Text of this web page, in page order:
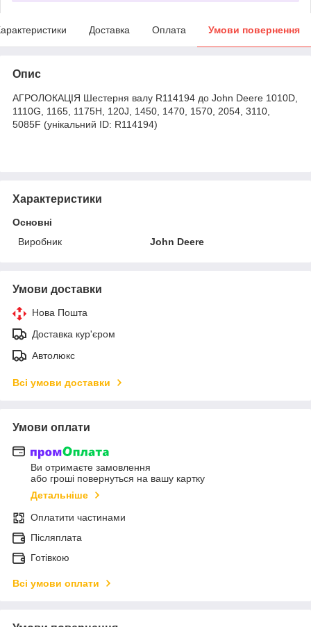
Доставка Оплата Умови повернення
Опис
АГРОЛОКАЦІЯ Шестерня валу R114194 до John Deere 1010D,
1110G, 1165, 1175H, 120J, 1450, 1470, 1570, 2054, 3110,
5085F (унікальний ID: R114194)
Характеристики
Основні
Виробник
John Deere
Умови доставки
Нова Пошта
Доставка кур'єром
Автолюкс
Всі умови доставки
Умови оплати
Ви отримаєте замовлення
або гроші повернуться на вашу картку
Детальніше
Оплатити частинами
Післяплата
Готівкою
Всі умови оплати